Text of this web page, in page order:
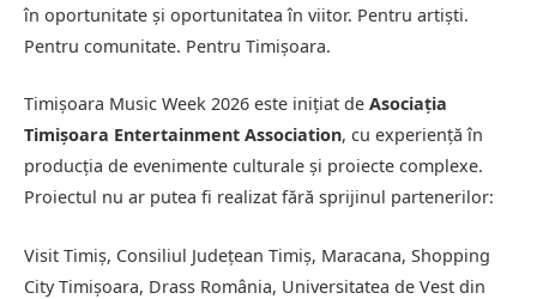
în oportunitate și oportunitatea în viitor. Pentru artiști.
Pentru comunitate. Pentru Timișoara.
Timișoara Music Week 2026 este inițiat de Asociația
Timișoara Entertainment Association, cu experiență în
producția de evenimente culturale și proiecte complexe.
Proiectul nu ar putea fi realizat fără sprijinul partenerilor:
Visit Timiș, Consiliul Județean Timiș, Maracana, Shopping
City Timișoara, Drass România, Universitatea de Vest din